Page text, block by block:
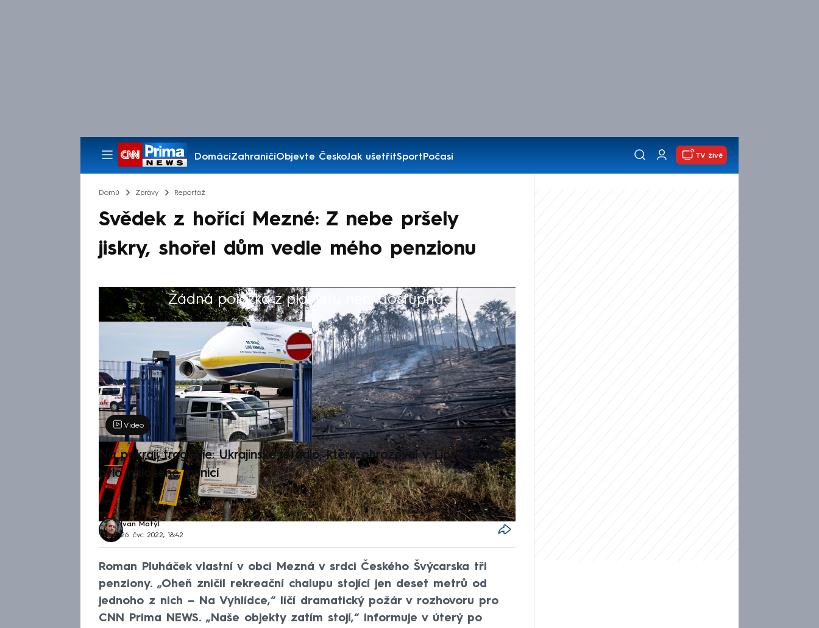
DomácíZahraničíObjevte ČeskoJak ušetřitSportPočasí
Pořady
TV živě
Domů Zprávy Reportáž
Svědek z hořící Mezné: Z nebe pršely
jiskry, shořel dům vedle mého penzionu
Žádná položka z playlistu není dostupná.
Výběr redakce
Video
Na pokraji tragédie: Ukrajinské letadlo, které ohrožoval v Lipsku dron,
bylo naložené municí
Ivan Motýl
26. čvc 2022, 18:42
Roman Pluháček vlastní v obci Mezná v srdci Českého Švýcarska tři
penziony. „Oheň zničil rekreační chalupu stojící jen deset metrů od
jednoho z nich – Na Vyhlídce,“ líčí dramatický požár v rozhovoru pro
CNN Prima NEWS. „Naše objekty zatím stojí,“ informuje v úterý po